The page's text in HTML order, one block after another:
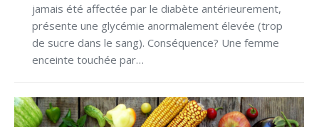
jamais été affectée par le diabète antérieurement,
présente une glycémie anormalement élevée (trop
de sucre dans le sang). Conséquence? Une femme
enceinte touchée par…